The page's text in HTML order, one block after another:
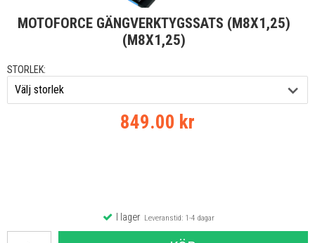
När du valt kommer butiken visa delar för vald moped
och universella produkter.
MOTOFORCE GÄNGVERKTYGSSATS (M8X1,25)
(M8X1,25)
STORLEK:
849.00 kr
I lagerLeveranstid: 1-4 dagar